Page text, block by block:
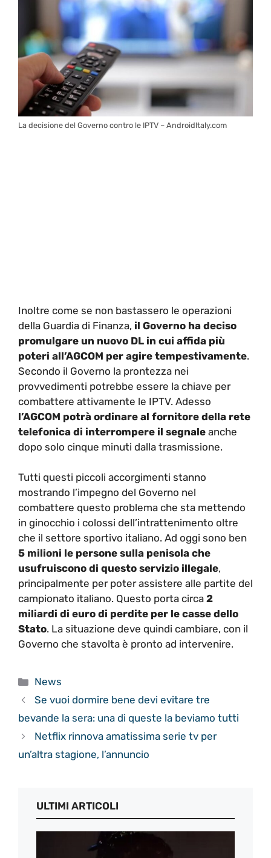
La decisione del Governo contro le IPTV – AndroidItaly.com
Inoltre come se non bastassero le operazioni
della Guardia di Finanza, il Governo ha deciso
promulgare un nuovo DL in cui affida più
poteri all’AGCOM per agire tempestivamente.
Secondo il Governo la prontezza nei
provvedimenti potrebbe essere la chiave per
combattere attivamente le IPTV. Adesso
l’AGCOM potrà ordinare al fornitore della rete
telefonica di interrompere il segnale anche
dopo solo cinque minuti dalla trasmissione.
Tutti questi piccoli accorgimenti stanno
mostrando l’impegno del Governo nel
combattere questo problema che sta mettendo
in ginocchio i colossi dell’intrattenimento oltre
che il settore sportivo italiano. Ad oggi sono ben
5 milioni le persone sulla penisola che
usufruiscono di questo servizio illegale,
principalmente per poter assistere alle partite del
campionato italiano. Questo porta circa 2
miliardi di euro di perdite per le casse dello
Stato. La situazione deve quindi cambiare, con il
Governo che stavolta è pronto ad intervenire.
Categorie
News
Se vuoi dormire bene devi evitare tre
bevande la sera: una di queste la beviamo tutti
Netflix rinnova amatissima serie tv per
un’altra stagione, l’annuncio
ULTIMI ARTICOLI